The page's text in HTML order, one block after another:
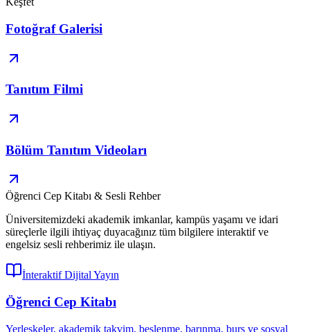
Fotoğraf Galerisi
Tanıtım Filmi
Bölüm Tanıtım Videoları
Öğrenci Cep Kitabı & Sesli Rehber
Üniversitemizdeki akademik imkanlar, kampüs yaşamı ve idari
süreçlerle ilgili ihtiyaç duyacağınız tüm bilgilere interaktif ve
engelsiz sesli rehberimiz ile ulaşın.
İnteraktif Dijital Yayın
Öğrenci Cep Kitabı
Yerleşkeler, akademik takvim, beslenme, barınma, burs ve sosyal